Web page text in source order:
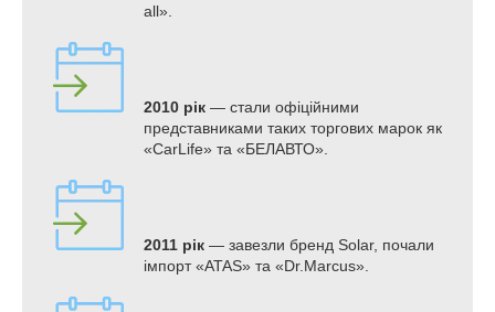
all».
2010 рік — стали офіційними
представниками таких торгових марок як
«CarLife» та «БЕЛАВТО».
2011 рік — завезли бренд Solar, почали
імпорт «ATAS» та «Dr.Marcus».